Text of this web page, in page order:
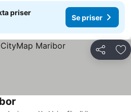
priser
Se priser
Dela